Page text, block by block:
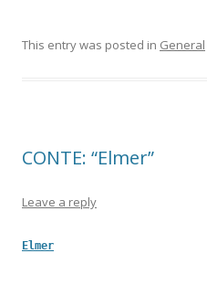
This entry was posted in General
CONTE: “Elmer”
Leave a reply
Elmer